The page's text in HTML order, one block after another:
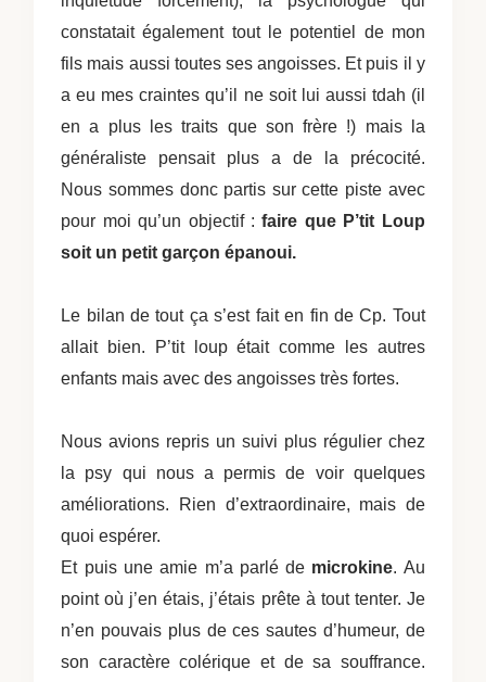
constatait également tout le potentiel de mon
fils mais aussi toutes ses angoisses. Et puis il y
a eu mes craintes qu’il ne soit lui aussi tdah (il
en a plus les traits que son frère !) mais la
généraliste pensait plus a de la précocité.
Nous sommes donc partis sur cette piste avec
pour moi qu’un objectif :faire que P’tit Loup
soit un petit garçon épanoui.
Le bilan de tout ça s’est fait en fin de Cp. Tout
allait bien. P’tit loup était comme les autres
enfants mais avec des angoisses très fortes.
Nous avions repris un suivi plus régulier chez
la psy qui nous a permis de voir quelques
améliorations. Rien d’extraordinaire, mais de
quoi espérer.
Et puis une amie m’a parlé de microkine. Au
point où j’en étais, j’étais prête à tout tenter. Je
n’en pouvais plus de ces sautes d’humeur, de
son caractère colérique et de sa souffrance.